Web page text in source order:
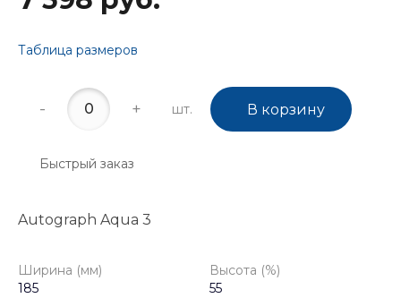
Таблица размеров
- + шт. В корзину
Быстрый заказ
Autograph Aqua 3
Ширина (мм)
185
Высота (%)
55